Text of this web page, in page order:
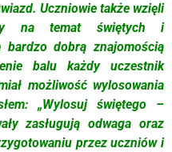
Uczniowie także wzięli
na temat świętych i
bardzo dobrą znajomością
balu każdy uczestnik
możliwość wylosowania
„Wylosuj świętego –
zasługują odwaga oraz
przez uczniów i